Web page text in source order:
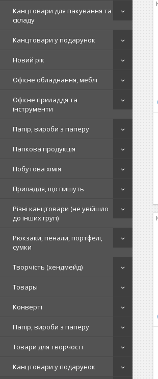
Канцтовари для пакування та
складу
Канцтовари у подарунок
Новий рік
Офісне обладнання, меблі
Офісне приладдя та
інструменти
Папір, вироби з паперу
Папкова продукція
Побутова хімія
Приладдя, що пишуть
Різні канцтовари (не увійшло
до інших груп)
Рюкзаки, пенали, портфелі,
сумки
Творчість (хендмейд)
Товары
Конверті
Папір, вироби з паперу
Товари для творчості
Канцтовари у подарунок